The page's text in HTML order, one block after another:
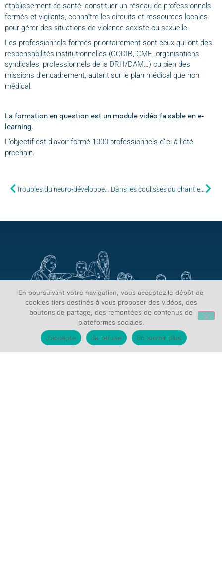
établissement de santé, constituer un réseau de professionnels
formés et vigilants, connaître les circuits et ressources locales
pour gérer des situations de violence sexiste ou sexuelle.
Les professionnels formés prioritairement sont ceux qui ont des
responsabilités institutionnelles (CODIR, CME, organisations
syndicales, professionnels de la DRH/DAM…) ou bien des
missions d’encadrement, autant sur le plan médical que non
médical.
La formation en question est un module vidéo faisable en e-
learning.
L’objectif est d’avoir formé 1000 professionnels d’ici à l’été
prochain.
Dans les coulisses du chantier du bâtiment central
En poursuivant votre navigation, vous acceptez le dépôt de
cookies tiers destinés à vous proposer des vidéos, des
boutons de partage, des remontées de contenus de
plateformes sociales.
J'accepte
Je refuse En savoir plus